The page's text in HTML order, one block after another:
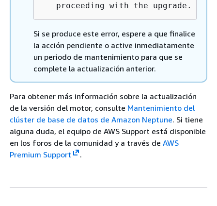
   proceeding with the upgrade.
Si se produce este error, espere a que finalice
la acción pendiente o active inmediatamente
un periodo de mantenimiento para que se
complete la actualización anterior.
Para obtener más información sobre la actualización
de la versión del motor, consulte Mantenimiento del
clúster de base de datos de Amazon Neptune. Si tiene
alguna duda, el equipo de AWS Support está disponible
en los foros de la comunidad y a través de AWS
Premium Support
.